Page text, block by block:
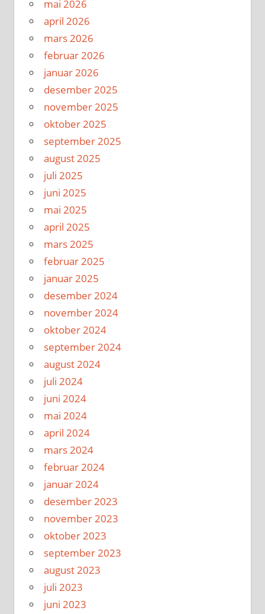
mai 2026
april 2026
mars 2026
februar 2026
januar 2026
desember 2025
november 2025
oktober 2025
september 2025
august 2025
juli 2025
juni 2025
mai 2025
april 2025
mars 2025
februar 2025
januar 2025
desember 2024
november 2024
oktober 2024
september 2024
august 2024
juli 2024
juni 2024
mai 2024
april 2024
mars 2024
februar 2024
januar 2024
desember 2023
november 2023
oktober 2023
september 2023
august 2023
juli 2023
juni 2023